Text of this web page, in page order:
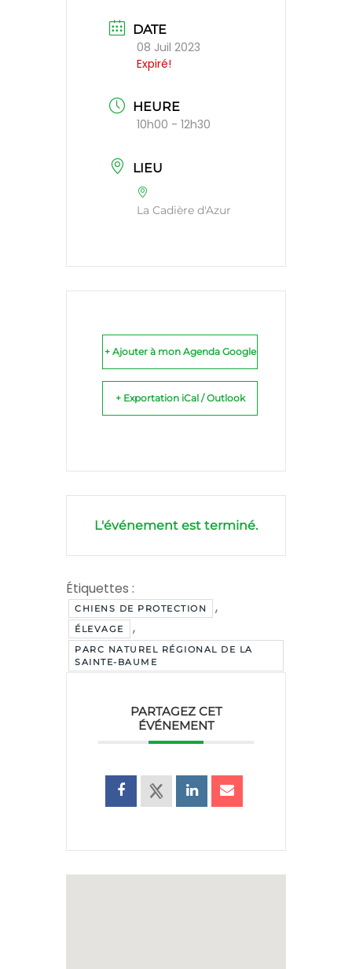
DATE
08 Juil 2023
Expiré!
HEURE
10h00 - 12h30
LIEU
La Cadière d'Azur
+ Ajouter à mon Agenda Google
+ Exportation iCal / Outlook
L'événement est terminé.
Étiquettes :
CHIENS DE PROTECTION ,
ÉLEVAGE ,
PARC NATUREL RÉGIONAL DE LA
SAINTE-BAUME
PARTAGEZ CET
ÉVÉNEMENT